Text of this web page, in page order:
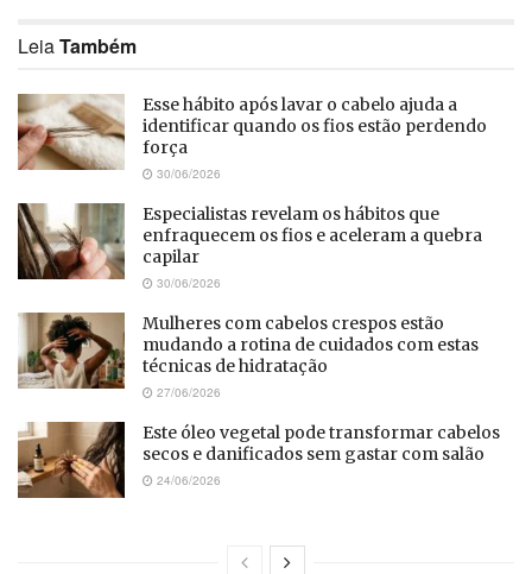
LeiaTambém
Esse hábito após lavar o cabelo ajuda a
identificar quando os fios estão perdendo
força
30/06/2026
Especialistas revelam os hábitos que
enfraquecem os fios e aceleram a quebra
capilar
30/06/2026
Mulheres com cabelos crespos estão
mudando a rotina de cuidados com estas
técnicas de hidratação
27/06/2026
Este óleo vegetal pode transformar cabelos
secos e danificados sem gastar com salão
24/06/2026